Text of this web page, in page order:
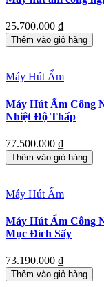
25.700.000 ₫
Thêm vào giỏ hàng
Máy Hút Ẩm
Máy Hút Ẩm Công
Nhiệt Độ Thấp
77.500.000 ₫
Thêm vào giỏ hàng
Máy Hút Ẩm
Máy Hút Ẩm Công
Mục Đích Sấy
73.190.000 ₫
Thêm vào giỏ hàng